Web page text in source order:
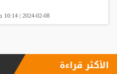
2024-02-08 | 10:14 ص
الأكثر قراءة